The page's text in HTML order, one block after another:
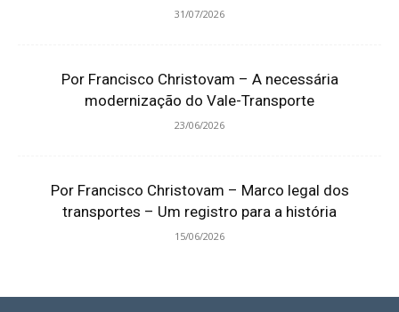
31/07/2026
Por Francisco Christovam – A necessária
modernização do Vale-Transporte
23/06/2026
Por Francisco Christovam – Marco legal dos
transportes – Um registro para a história
15/06/2026